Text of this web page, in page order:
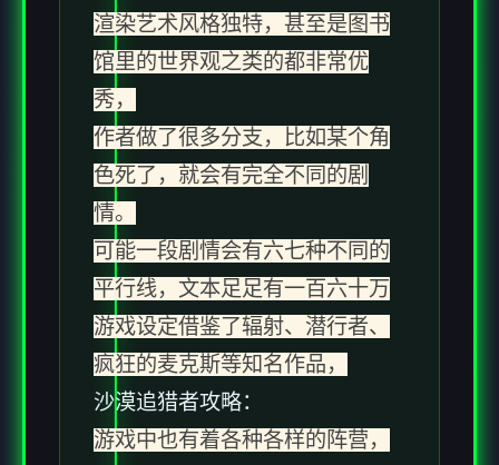
渲染艺术风格独特，甚至是图书
馆里的世界观之类的都非常优
秀，
作者做了很多分支，比如某个角
色死了，就会有完全不同的剧
情。
可能一段剧情会有六七种不同的
平行线，文本足足有一百六十万
游戏设定借鉴了辐射、潜行者、
疯狂的麦克斯等知名作品，
沙漠追猎者攻略：
游戏中也有着各种各样的阵营，